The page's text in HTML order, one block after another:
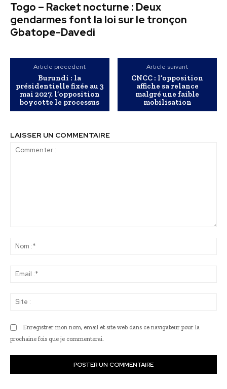
Togo – Racket nocturne : Deux
gendarmes font la loi sur le tronçon
Gbatope-Davedi
Article précédent
Burundi : la
présidentielle fixée au 3
mai 2027, l’opposition
boycotte le processus
Article suivant
CNCC : l’opposition
affiche sa relance
malgré une faible
mobilisation
LAISSER UN COMMENTAIRE
Enregistrer mon nom, email et site web dans ce navigateur pour la
prochaine fois que je commenterai.